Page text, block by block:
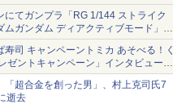
、テナサクなど5種各3色
にてガンプラ「RG 1/144 ストライク
ムガンダム ディアクティブモード」の
8月7日11時より予約開始！
寿司 キャンペーントミカ あそべる！く
ゼントキャンペーン」インタビュー
楽しめるかっぱ寿司ならではの体験と
楽しさを追求
「超合金を創った男」、村上克司氏7
逝去